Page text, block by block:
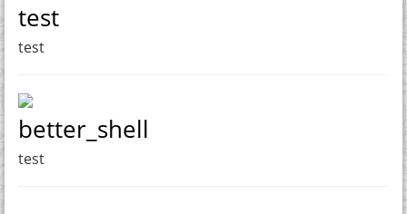
test
test
better_shell
test